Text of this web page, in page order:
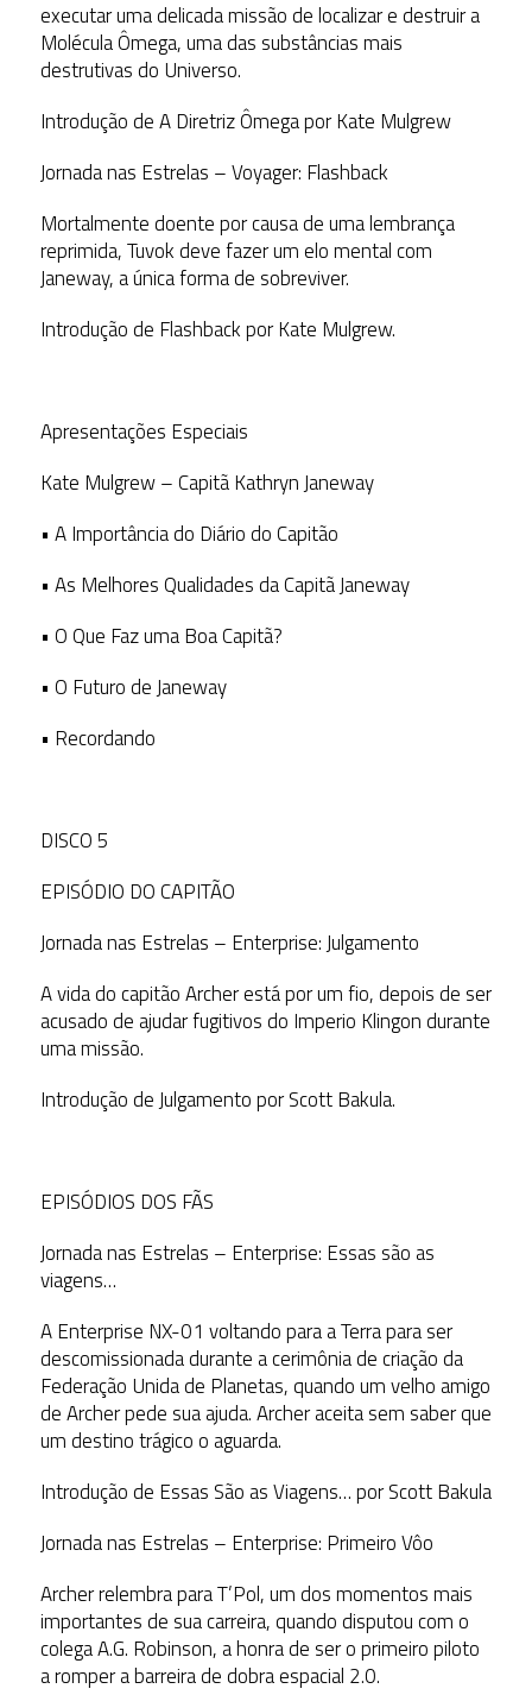
executar uma delicada missão de localizar e destruir a
Molécula Ômega, uma das substâncias mais
destrutivas do Universo.
Introdução de A Diretriz Ômega por Kate Mulgrew
Jornada nas Estrelas – Voyager: Flashback
Mortalmente doente por causa de uma lembrança
reprimida, Tuvok deve fazer um elo mental com
Janeway, a única forma de sobreviver.
Introdução de Flashback por Kate Mulgrew.
Apresentações Especiais
Kate Mulgrew – Capitã Kathryn Janeway
• A Importância do Diário do Capitão
• As Melhores Qualidades da Capitã Janeway
• O Que Faz uma Boa Capitã?
• O Futuro de Janeway
• Recordando
DISCO 5
EPISÓDIO DO CAPITÃO
Jornada nas Estrelas – Enterprise: Julgamento
A vida do capitão Archer está por um fio, depois de ser
acusado de ajudar fugitivos do Imperio Klingon durante
uma missão.
Introdução de Julgamento por Scott Bakula.
EPISÓDIOS DOS FÃS
Jornada nas Estrelas – Enterprise: Essas são as
viagens…
A Enterprise NX-01 voltando para a Terra para ser
descomissionada durante a cerimônia de criação da
Federação Unida de Planetas, quando um velho amigo
de Archer pede sua ajuda. Archer aceita sem saber que
um destino trágico o aguarda.
Introdução de Essas São as Viagens… por Scott Bakula
Jornada nas Estrelas – Enterprise: Primeiro Vôo
Archer relembra para T’Pol, um dos momentos mais
importantes de sua carreira, quando disputou com o
colega A.G. Robinson, a honra de ser o primeiro piloto
a romper a barreira de dobra espacial 2.0.